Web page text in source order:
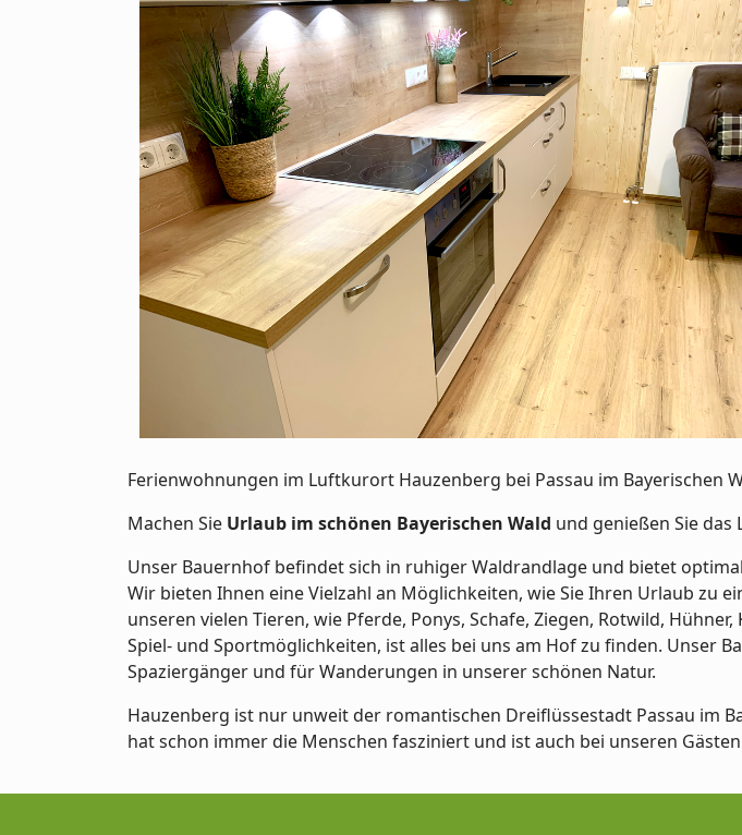
Ferienwohnungen im Luftkurort Hauzenberg bei Passau im Bayerischen
Machen Sie Urlaub im schönen Bayerischen Wald und genießen Sie das
Unser Bauernhof befindet sich in ruhiger Waldrandlage und bietet
Wir bieten Ihnen eine Vielzahl an Möglichkeiten, wie Sie Ihren Urlaub zu
unseren vielen Tieren, wie Pferde, Ponys, Schafe, Ziegen, Rotwild,
Spiel- und Sportmöglichkeiten, ist alles bei uns am Hof zu finden. Unser
Spaziergänger und für Wanderungen in unserer schönen Natur.
Hauzenberg ist nur unweit der romantischen Dreiflüssestadt Passau im
hat schon immer die Menschen fasziniert und ist auch bei unseren